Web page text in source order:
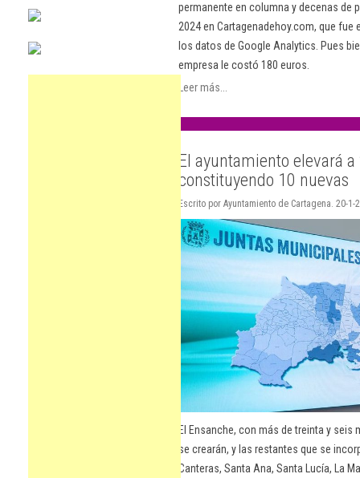
permanente en columna y decenas
2024 en Cartagenadehoy.com, que
los datos de Google Analytics. Pues
empresa le costó 180 euros.
Leer más...
El ayuntamiento elevará
constituyendo 10 nuevas
Escrito por Ayuntamiento de Cartagena. 20-1-
El Ensanche, con más de treinta y
se crearán, y las restantes que se
Canteras, Santa Ana, Santa Lucía, La